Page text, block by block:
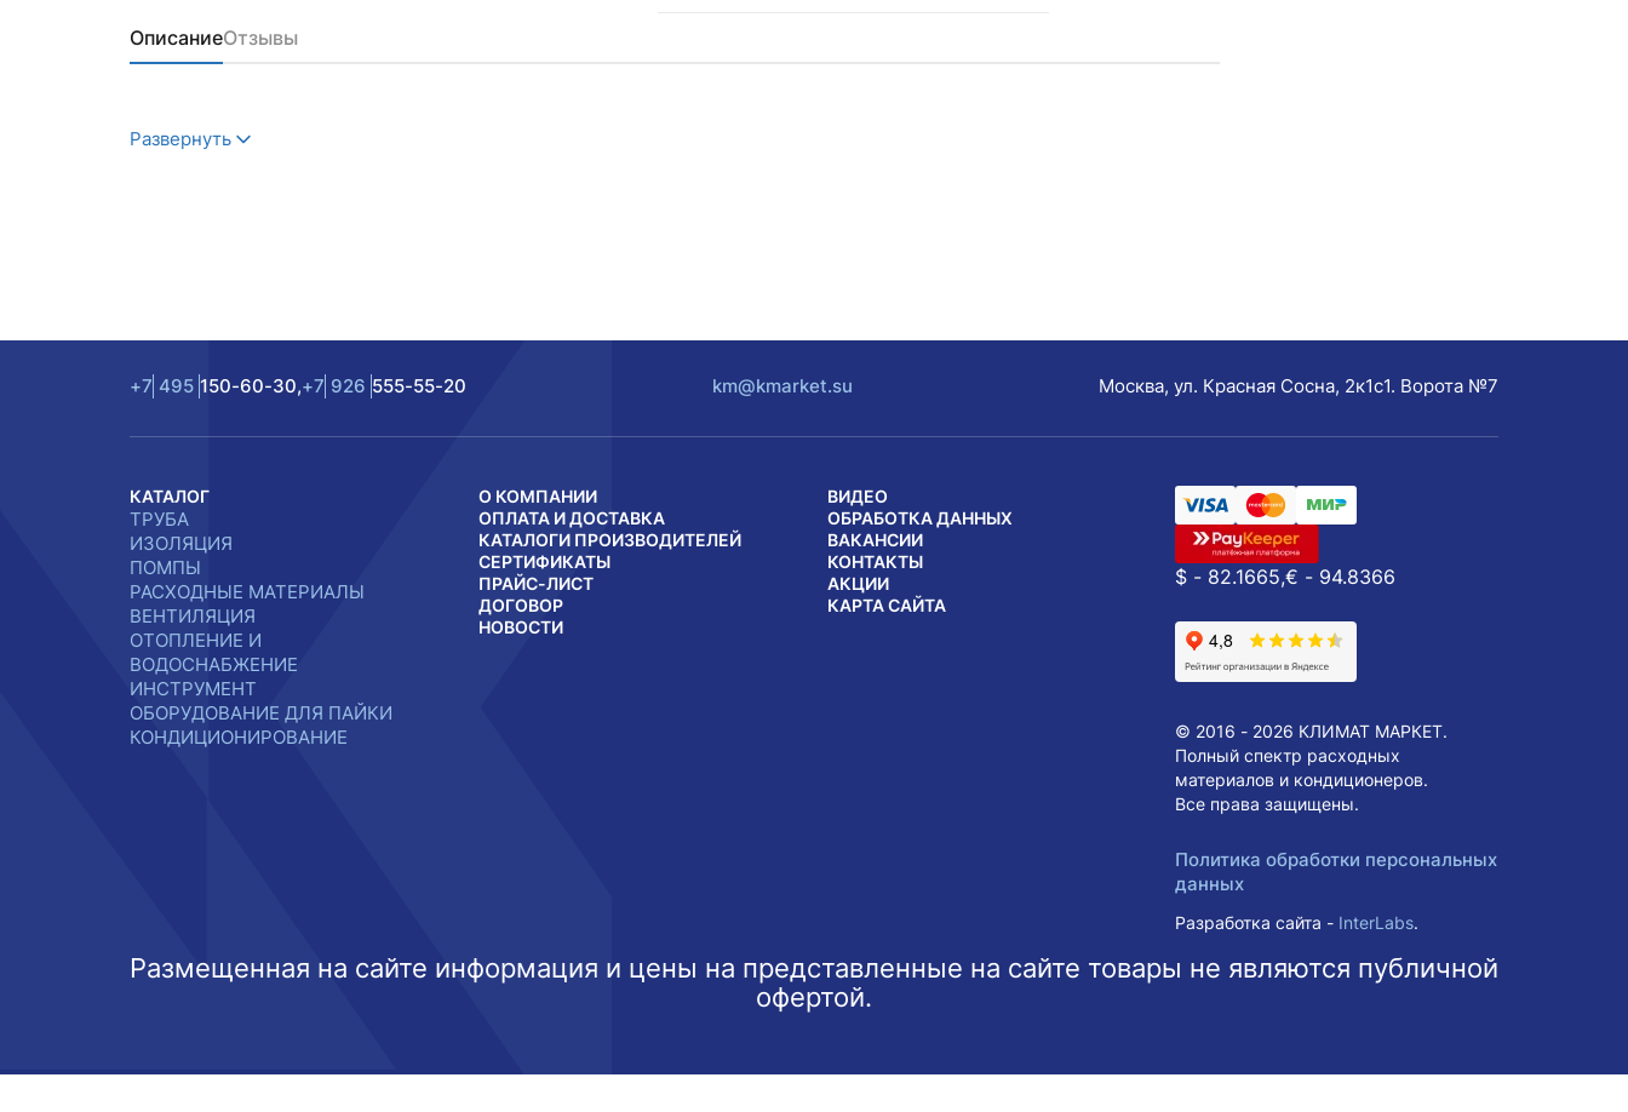
ОписаниеОтзывы
Развернуть
+7 495 150-60-30,+7 926 555-55-20 km@kmarket.su Москва, ул. Красная Сосна, 2к1с1. Ворота №7
КАТАЛОГ
ТРУБА
ИЗОЛЯЦИЯ
ПОМПЫ
РАСХОДНЫЕ МАТЕРИАЛЫ
ВЕНТИЛЯЦИЯ
ОТОПЛЕНИЕ И
ВОДОСНАБЖЕНИЕ
ИНСТРУМЕНТ
ОБОРУДОВАНИЕ ДЛЯ ПАЙКИ
КОНДИЦИОНИРОВАНИЕ
О КОМПАНИИ
ОПЛАТА И ДОСТАВКА
КАТАЛОГИ ПРОИЗВОДИТЕЛЕЙ
СЕРТИФИКАТЫ
ПРАЙС-ЛИСТ
ДОГОВОР
НОВОСТИ
ВИДЕО
ОБРАБОТКА ДАННЫХ
ВАКАНСИИ
КОНТАКТЫ
АКЦИИ
КАРТА САЙТА
$ - 82.1665,€ - 94.8366
© 2016 - 2026 КЛИМАТ МАРКЕТ.
Полный спектр расходных
материалов и кондиционеров.
Все права защищены.
Политика обработки персональных
данных
Разработка сайта - InterLabs.
Размещенная на сайте информация и цены на представленные на сайте товары не являются публичной
офертой.